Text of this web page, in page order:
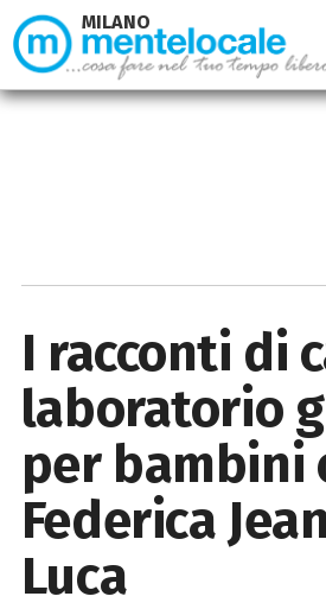
I racconti di
laboratorio
per bambini
Federica
Luca
MILANO